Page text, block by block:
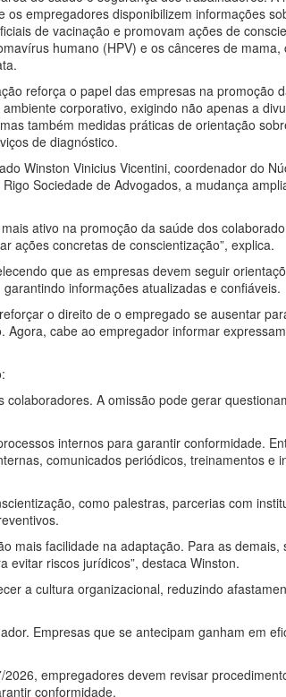
os empregadores disponibilizem informações
de vacinação e promovam ações de
humano (HPV) e os cânceres de mama,
reforça o papel das empresas na promoção
corporativo, exigindo não apenas a
também medidas práticas de orientação
de diagnóstico.
Winston Vinicius Vicentini, coordenador do
Sociedade de Advogados, a mudança
ativo na promoção da saúde dos
ações concretas de conscientização”, explica.
que as empresas devem seguir
informações atualizadas e confiáveis.
o direito de o empregado se ausentar
cabe ao empregador informar
colaboradores. A omissão pode gerar
internos para garantir conformidade.
comunicados periódicos, treinamentos e
como palestras, parcerias com
mais facilidade na adaptação. Para as demais,
evitar riscos jurídicos”, destaca Winston.
a cultura organizacional, reduzindo
Empresas que se antecipam ganham em
empregadores devem revisar
conformidade.